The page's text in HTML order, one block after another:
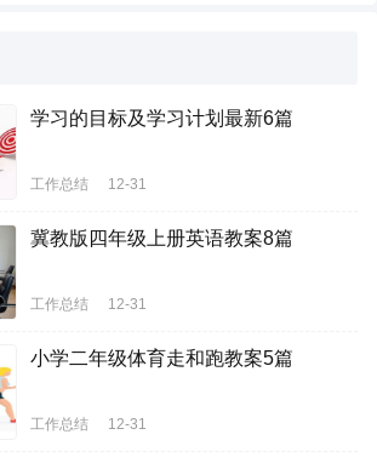
学习的目标及学习计划最新6篇
工作总结 12-31
冀教版四年级上册英语教案8篇
工作总结 12-31
小学二年级体育走和跑教案5篇
工作总结 12-31